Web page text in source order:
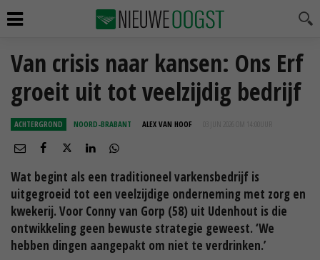
Van crisis naar kansen: Ons Erf
groeit uit tot veelzijdig bedrijf
ACHTERGROND NOORD-BRABANT ALEX VAN HOOF 03 JUN 2026 OM 14:00
Wat begint als een traditioneel varkensbedrijf is
uitgegroeid tot een veelzijdige onderneming met zorg en
kwekerij. Voor Conny van Gorp (58) uit Udenhout is die
ontwikkeling geen bewuste strategie geweest. ‘We
hebben dingen aangepakt om niet te verdrinken.’